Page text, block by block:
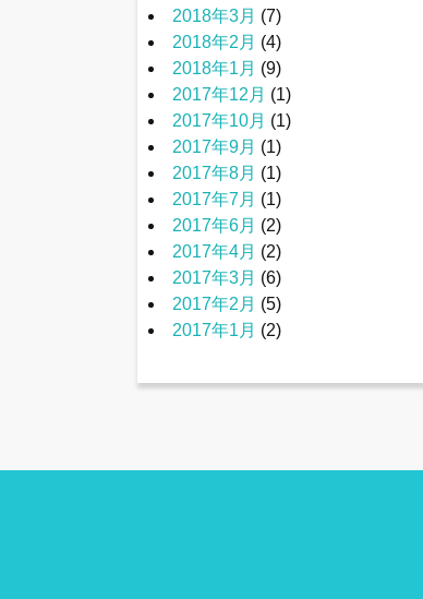
2018年3月 (7)
2018年2月 (4)
2018年1月 (9)
2017年12月 (1)
2017年10月 (1)
2017年9月 (1)
2017年8月 (1)
2017年7月 (1)
2017年6月 (2)
2017年4月 (2)
2017年3月 (6)
2017年2月 (5)
2017年1月 (2)